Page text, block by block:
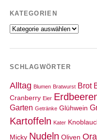
KATEGORIEN
Kategorien
SCHLAGWÖRTER
Alltag Blumen Bratwurst Brot
Cranberry Eier
Garten Getränke Glühwein
Kartoffeln Kater
Micky Nudeln Oliven